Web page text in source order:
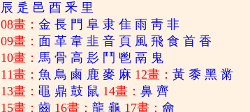
辰 辵 邑 酉 釆 里
08畫：金 長 門 阜 隶 隹 雨 靑 非
09畫： 面 革 韋 韭 音 頁 風 飛 食 首 香
10畫：馬 骨 高 髟 鬥 鬯 鬲 鬼
11畫：魚 鳥 鹵 鹿 麥 麻 12畫：黃 黍 黑 黹
13畫：黽 鼎 鼓 鼠 14畫：鼻 齊
15畫：齒 16畫：龍 龜 17畫：龠